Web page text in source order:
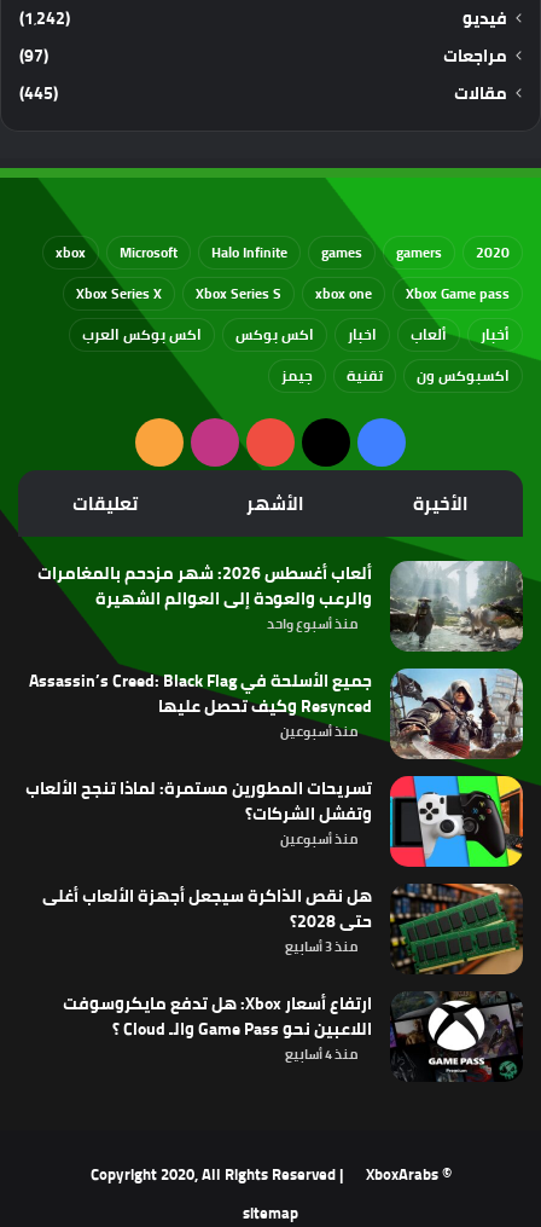
فيديو
(1٬242)
مراجعات
(97)
مقالات
(445)
2020
gamers
games
Halo Infinite
Microsoft
xbox
Xbox Game pass
xbox one
Xbox Series S
Xbox Series X
أخبار
ألعاب اخبار اكس بوكس
اكس بوكس العرب
اكسبوكس ون
تقنية جيمز
فيسبوك
‫X
‫YouTubeانستقرامملخص
الموقع
RSS
الأخيرة الأشهر تعليقات
ألعاب أغسطس 2026: شهر مزدحم بالمغامرات
والرعب والعودة إلى العوالم الشهيرة
منذ أسبوع واحد
جميع الأسلحة في Assassin’s Creed: Black Flag
Resynced وكيف تحصل عليها
منذ أسبوعين
تسريحات المطورين مستمرة: لماذا تنجح الألعاب
وتفشل الشركات؟
منذ أسبوعين
هل نقص الذاكرة سيجعل أجهزة الألعاب أغلى
حتى 2028؟
منذ 3 أسابيع
ارتفاع أسعار Xbox: هل تدفع مايكروسوفت
اللاعبين نحو Game Pass والـ Cloud ؟
منذ 4 أسابيع
© Copyright 2020, All Rights Reserved |
XboxArabs
sitemap